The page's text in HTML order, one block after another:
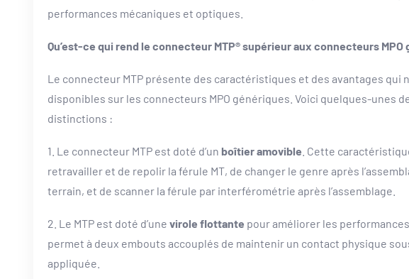
performances mécaniques et optiques.
Qu’est-ce qui rend le connecteur MTP® supérieur aux connecteurs MPO
Le connecteur MTP présente des caractéristiques et des avantages qui
disponibles sur les connecteurs MPO génériques. Voici quelques-unes
distinctions :
1. Le connecteur MTP est doté d’un boîtier amovible . Cette
retravailler et de repolir la férule MT, de changer le genre après
terrain, et de scanner la férule par interférométrie après l’assemblage.
2. Le MTP est doté d’une virole flottante pour améliorer les
permet à deux embouts accouplés de maintenir un contact physique
appliquée.